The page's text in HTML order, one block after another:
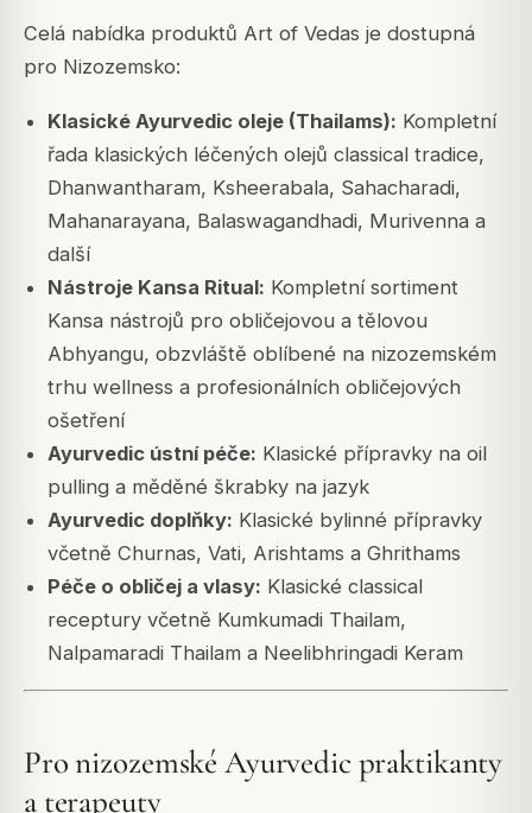
Celá nabídka produktů Art of Vedas je dostupná
pro Nizozemsko:
Klasické Ayurvedic oleje (Thailams): Kompletní
řada klasických léčených olejů classical tradice,
Dhanwantharam, Ksheerabala, Sahacharadi,
Mahanarayana, Balaswagandhadi, Murivenna a
další
Nástroje Kansa Ritual: Kompletní sortiment
Kansa nástrojů pro obličejovou a tělovou
Abhyangu, obzvláště oblíbené na nizozemském
trhu wellness a profesionálních obličejových
ošetření
Ayurvedic ústní péče: Klasické přípravky na oil
pulling a měděné škrabky na jazyk
Ayurvedic doplňky: Klasické bylinné přípravky
včetně Churnas, Vati, Arishtams a Ghrithams
Péče o obličej a vlasy: Klasické classical
receptury včetně Kumkumadi Thailam,
Nalpamaradi Thailam a Neelibhringadi Keram
Pro nizozemské Ayurvedic praktikanty
a terapeuty